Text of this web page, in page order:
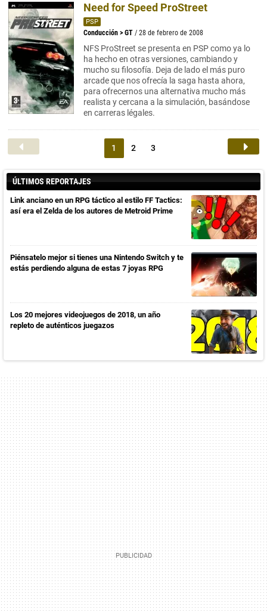
Need for Speed ProStreet
PSP
Conducción > GT / 28 de febrero de 2008
NFS ProStreet se presenta en PSP como ya lo
ha hecho en otras versiones, cambiando y
mucho su filosofía. Deja de lado el más puro
arcade que nos ofrecía la saga hasta ahora,
para ofrecernos una alternativa mucho más
realista y cercana a la simulación, basándose
en carreras légales.
1 2 3
ÚLTIMOS REPORTAJES
Link anciano en un RPG táctico al estilo FF Tactics:
así era el Zelda de los autores de Metroid Prime
Piénsatelo mejor si tienes una Nintendo Switch y te
estás perdiendo alguna de estas 7 joyas RPG
Los 20 mejores videojuegos de 2018, un año
repleto de auténticos juegazos